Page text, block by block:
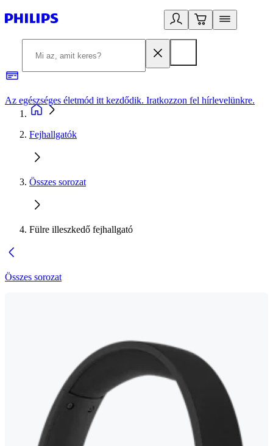
Az egészséges életmód itt kezdődik. Iratkozzon fel hírlevelünkre.
Fejhallgatók
Összes sorozat
Fülre illeszkedő fejhallgató
Összes sorozat